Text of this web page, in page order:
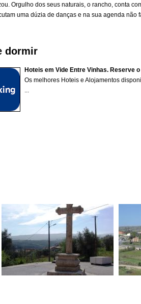
Orgulho dos seus naturais, o rancho, conta
uma dúzia de danças e na sua agenda não
dormir
Hoteis em Vide Entre Vinhas. Reserve
Os melhores Hoteis e Alojamentos
...